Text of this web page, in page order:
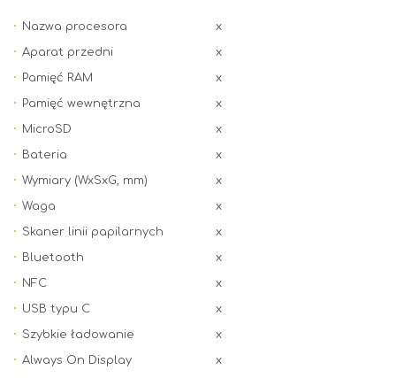
Nazwa procesora x
Aparat przedni x
Pamięć RAM x
Pamięć wewnętrzna x
MicroSD x
Bateria x
Wymiary (WxSxG, mm) x
Waga x
Skaner linii papilarnych x
Bluetooth x
NFC x
USB typu C x
Szybkie ładowanie x
Always On Display x